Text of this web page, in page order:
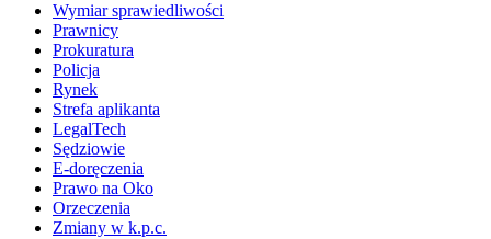
Wymiar sprawiedliwości
Prawnicy
Prokuratura
Policja
Rynek
Strefa aplikanta
LegalTech
Sędziowie
E-doręczenia
Prawo na Oko
Orzeczenia
Zmiany w k.p.c.